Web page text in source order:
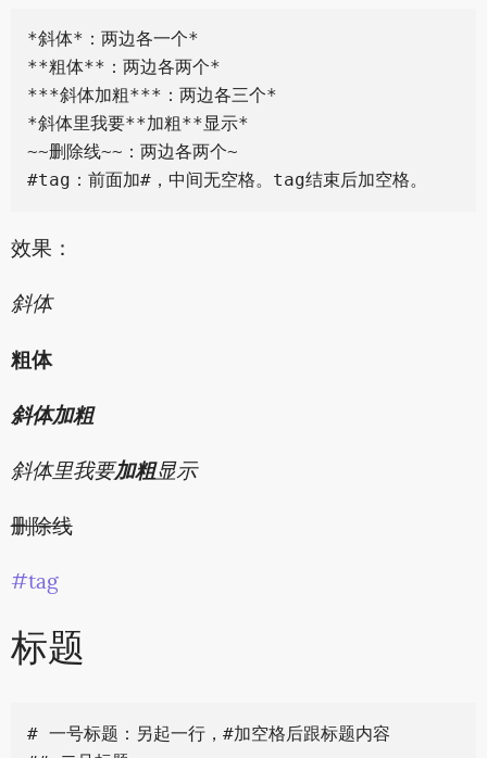
*斜体*：两边各一个*
**粗体**：两边各两个*
***斜体加粗***：两边各三个*
*斜体里我要**加粗**显示*
~~删除线~~：两边各两个~
效果：
斜体
粗体
斜体加粗
斜体里我要加粗显示
删除线
#tag
标题
# 一号标题：另起一行，#加空格后跟标题内容